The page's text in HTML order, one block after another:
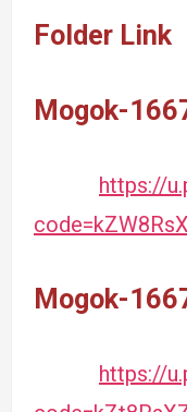
Folder Link
Mogok-
https://
Mogok-
https://